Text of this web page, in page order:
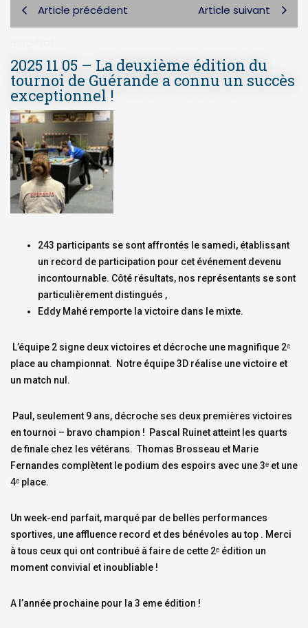
Article précédent Article suivant
2025 11 05 – La deuxième édition du
tournoi de Guérande a connu un succès
exceptionnel !
243 participants se sont affrontés le samedi, établissant
un record de participation pour cet événement devenu
incontournable. Côté résultats, nos représentants se sont
particulièrement distingués ,
Eddy Mahé remporte la victoire dans le mixte.
L’équipe 2 signe deux victoires et décroche une magnifique 2ᵉ
place au championnat. Notre équipe 3D réalise une victoire et
un match nul.
Paul, seulement 9 ans, décroche ses deux premières victoires
en tournoi – bravo champion ! Pascal Ruinet atteint les quarts
de finale chez les vétérans. Thomas Brosseau et Marie
Fernandes complètent le podium des espoirs avec une 3ᵉ et une
4ᵉ place.
Un week-end parfait, marqué par de belles performances
sportives, une affluence record et des bénévoles au top . Merci
à tous ceux qui ont contribué à faire de cette 2ᵉ édition un
moment convivial et inoubliable !
A l’année prochaine pour la 3 eme édition !